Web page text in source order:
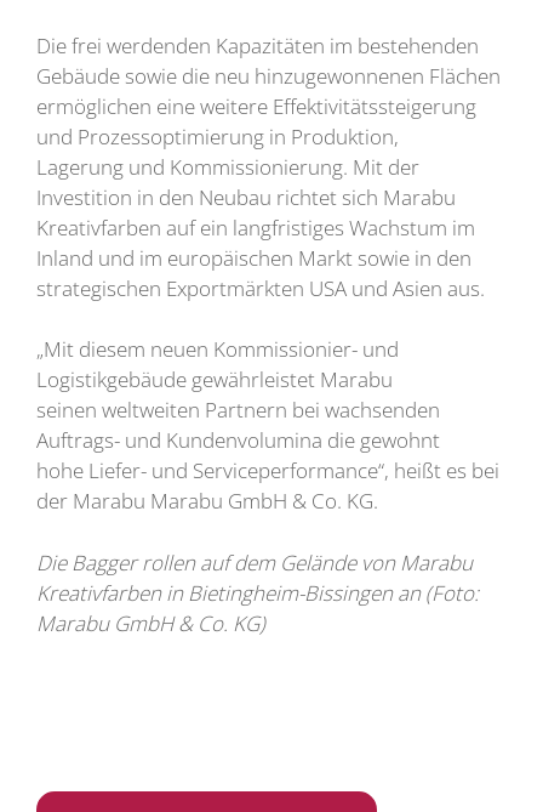
Die frei werdenden Kapazitäten im bestehenden
Gebäude sowie die neu hinzugewonnenen Flächen
ermöglichen eine weitere Effektivitätssteigerung
und Prozessoptimierung in Produktion,
Lagerung und Kommissionierung. Mit der
Investition in den Neubau richtet sich Marabu
Kreativfarben auf ein langfristiges Wachstum im
Inland und im europäischen Markt sowie in den
strategischen Exportmärkten USA und Asien aus.
„Mit diesem neuen Kommissionier- und
Logistikgebäude gewährleistet Marabu
seinen weltweiten Partnern bei wachsenden
Auftrags- und Kundenvolumina die gewohnt
hohe Liefer- und Serviceperformance“, heißt es bei
der Marabu Marabu GmbH & Co. KG.
Die Bagger rollen auf dem Gelände von Marabu
Kreativfarben in Bietingheim-Bissingen an (Foto:
Marabu GmbH & Co. KG)